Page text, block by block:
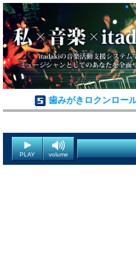
歯みがきロクンロール
PLAY volume